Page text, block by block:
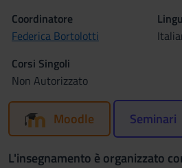
Coordinatore
Federica Bortolotti
Corsi Singoli
Non Autorizzato
Moodle Seminari
L'insegnamento è organizzato